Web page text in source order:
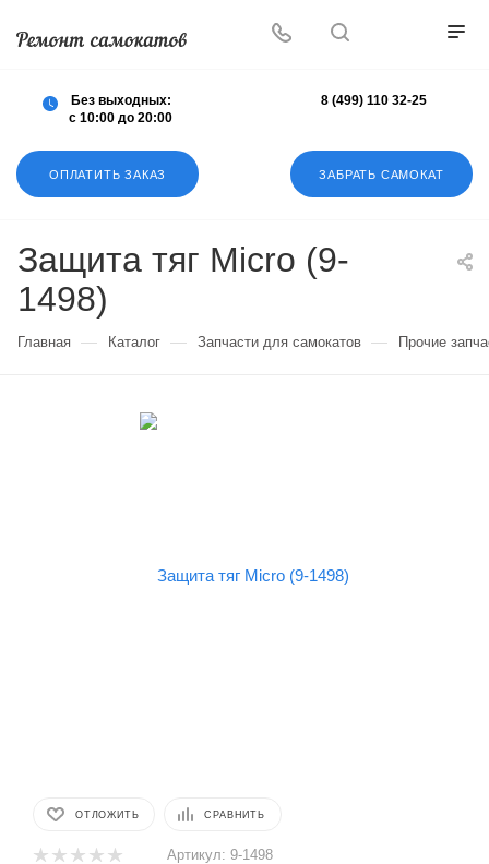
ОПЛАТИТЬ ЗАКАЗ ЗАБРАТЬ САМОКАТ
Без выходных:
с 10:00 до 20:00
8 (499) 110 32-25
Защита тяг Micro (9-
1498)
Главная — Каталог — Запчасти для самокатов — Прочие
ОТЛОЖИТЬ СРАВНИТЬ
Артикул: 9-1498